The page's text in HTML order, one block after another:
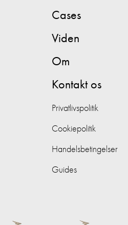
Cases
Viden
Om
Kontakt os
Privatlivspolitik
Cookiepolitik
Handelsbetingelser
Guides